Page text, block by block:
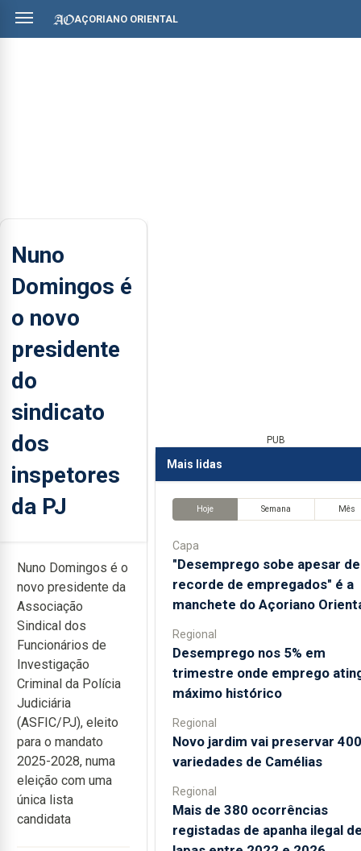
AÇORIANO ORIENTAL
Nuno
Domingos é
o novo
presidente
do
sindicato
dos
inspetores
da PJ
Nuno Domingos é o
novo presidente da
Associação
Sindical dos
Funcionários de
Investigação
Criminal da Polícia
Judiciária
(ASFIC/PJ), eleito
para o mandato
2025-2028, numa
eleição com uma
única lista
candidata
PUB
Mais lidas
Hoje Semana Mês
Capa
"Desemprego sobe apesar de
recorde de empregados" é a
manchete do Açoriano
Regional
Desemprego nos 5% em
trimestre onde emprego
máximo histórico
Regional
Novo jardim vai preservar 400
variedades de Camélias
Regional
Mais de 380 ocorrências
registadas de apanha ilegal